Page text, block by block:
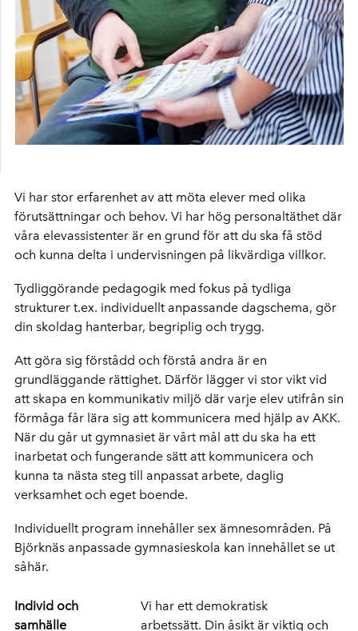
Vi har stor erfarenhet av att möta elever med olika
förutsättningar och behov. Vi har hög personaltäthet där
våra elevassistenter är en grund för att du ska få stöd
och kunna delta i undervisningen på likvärdiga villkor.
Tydliggörande pedagogik med fokus på tydliga
strukturer t.ex. individuellt anpassande dagschema, gör
din skoldag hanterbar, begriplig och trygg.
Att göra sig förstådd och förstå andra är en
grundläggande rättighet. Därför lägger vi stor vikt vid
att skapa en kommunikativ miljö där varje elev utifrån sin
förmåga får lära sig att kommunicera med hjälp av AKK.
När du går ut gymnasiet är vårt mål att du ska ha ett
inarbetat och fungerande sätt att kommunicera och
kunna ta nästa steg till anpassat arbete, daglig
verksamhet och eget boende.
Individuellt program innehåller sex ämnesområden. På
Björknäs anpassade gymnasieskola kan innehållet se ut
såhär.
Individ och
samhälle
Vi har ett demokratisk
arbetssätt. Din åsikt är viktig och